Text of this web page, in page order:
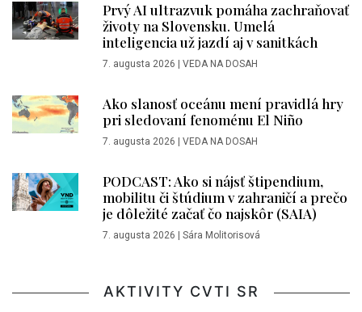
Prvý AI ultrazvuk pomáha zachraňovať
životy na Slovensku. Umelá
inteligencia už jazdí aj v sanitkách
7. augusta 2026 VEDA NA DOSAH
Ako slanosť oceánu mení pravidlá hry
pri sledovaní fenoménu El Niño
7. augusta 2026 VEDA NA DOSAH
PODCAST: Ako si nájsť štipendium,
mobilitu či štúdium v zahraničí a prečo
je dôležité začať čo najskôr (SAIA)
7. augusta 2026 Sára Molitorisová
AKTIVITY CVTI SR